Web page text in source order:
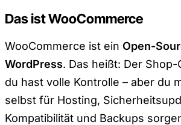
Das ist WooCommerce
WooCommerce ist ein Open-
WordPress. Das heißt: Der
du hast volle Kontrolle – aber du
selbst für Hosting,
Kompatibilität und Backups